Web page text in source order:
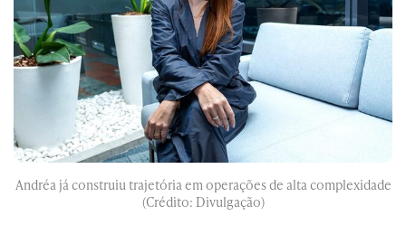
Andréa já construiu trajetória em operações de alta complexidade
(Crédito: Divulgação)